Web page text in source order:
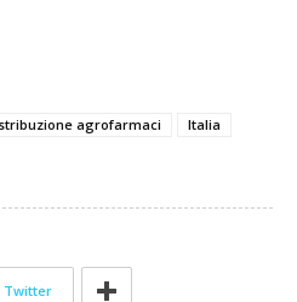
agrofarmaci
Italia
Twitter